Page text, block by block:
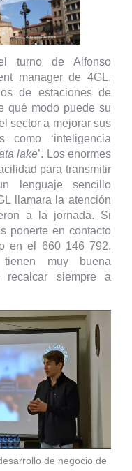
turno de Alfonso
manager de 4GL,
de estaciones de
qué modo puede su
sector a mejorar sus
como ‘inteligencia
lake’. Los enormes
para transmitir
lenguaje sencillo
llamara la atención
a la jornada. Si
ponerte en contacto
en el 660 146 792.
muy buena
recalcar siempre a
de negocio de